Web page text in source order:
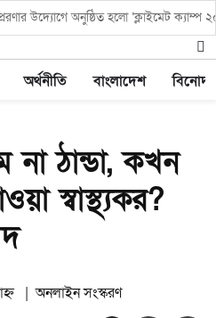
উদ্যোগে অনুষ্ঠিত হলো ‘ক্লাইমেট ক্যাম্প
জমির ন্যায্যমূল্যের দাবিতে মানববন্ধন
‘ভাতা মেলা’ অনুষ্ঠিত, দেড় হাজারের বেশি
না হলে আবারও রাজপথ উত্তপ্ত হবে
নদীর খাল খননের দাবিতে মানববন্ধন
মাদ্রাসার দুই শিক্ষার্থীর হিফজ সম্পন্ন উপলক্ষে
ট্যাপেন্টাডল ট্যাবলেটসহ গ্রেপ্তার ২,
দিবস-২০২৬ উপলক্ষে প্রস্তুতিমূলক
অর্থনীতি বাংলাদেশ
ঠান্ডা, কখন
স্বাস্থ্যকর?
| অনলাইন সংস্করণ